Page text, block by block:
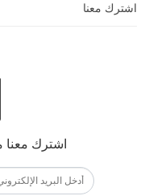
اشترك معنا
اشترك